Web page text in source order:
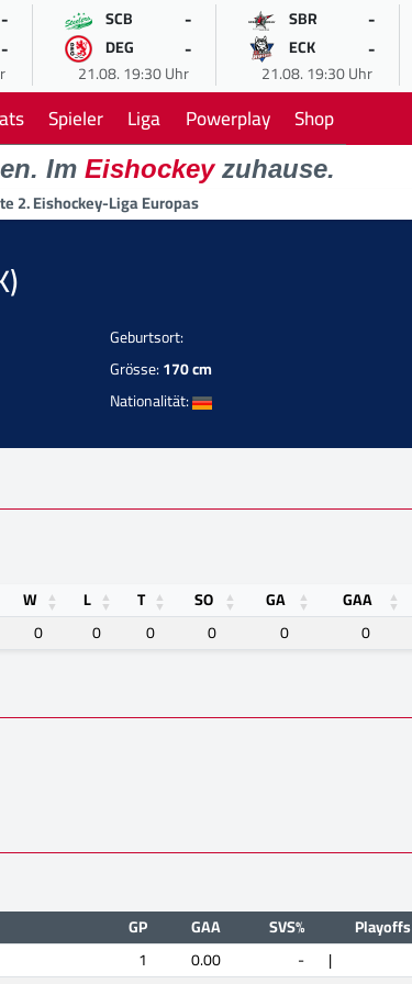
-
-
SCB -
DEG -
21.08. 19:30 Uhr
SBR -
ECK -
21.08. 19:30 Uhr
Spieler Liga Powerplay Shop
Im Eishockeyzuhause.
2. Eishockey-Liga Europas
Geburtsort:
Grösse:170 cm
Nationalität:
W L T SO GA GAA
0 0 0 0 0 0
GP GAA SVS% Playoffs
1 0.00 -
|